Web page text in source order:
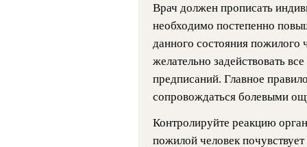
Врач должен прописать
необходимо постепенно
данного состояния пожилого
желательно задействовать
предписаний. Главное
сопровождаться болевыми
Контролируйте реакцию
пожилой человек